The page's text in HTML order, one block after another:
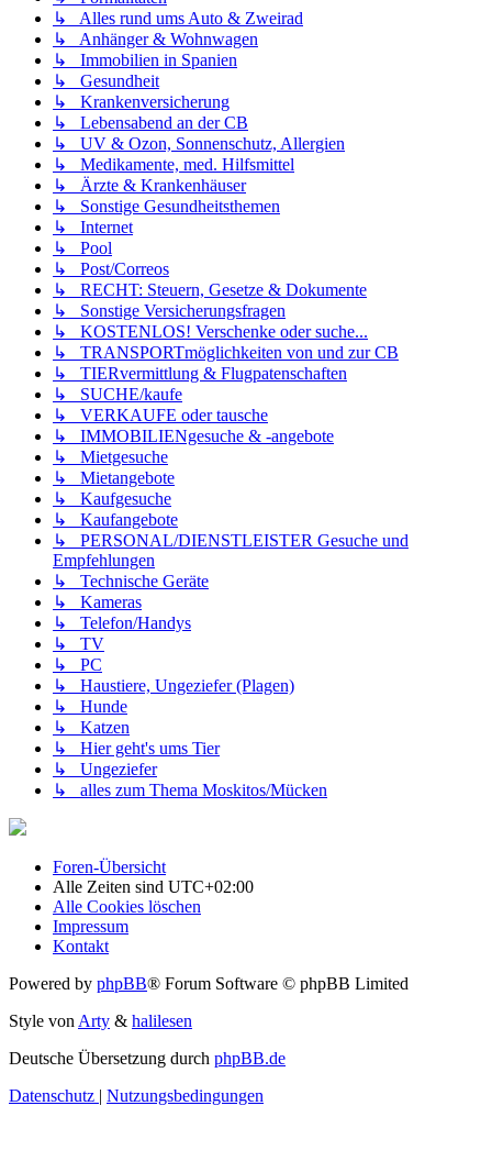
↳ Alles rund ums Auto & Zweirad
↳ Anhänger & Wohnwagen
↳ Immobilien in Spanien
↳ Gesundheit
↳ Krankenversicherung
↳ Lebensabend an der CB
↳ UV & Ozon, Sonnenschutz, Allergien
↳ Medikamente, med. Hilfsmittel
↳ Ärzte & Krankenhäuser
↳ Sonstige Gesundheitsthemen
↳ Internet
↳ Pool
↳ Post/Correos
↳ RECHT: Steuern, Gesetze & Dokumente
↳ Sonstige Versicherungsfragen
↳ KOSTENLOS! Verschenke oder suche...
↳ TRANSPORTmöglichkeiten von und zur CB
↳ TIERvermittlung & Flugpatenschaften
↳ SUCHE/kaufe
↳ VERKAUFE oder tausche
↳ IMMOBILIENgesuche & -angebote
↳ Mietgesuche
↳ Mietangebote
↳ Kaufgesuche
↳ Kaufangebote
↳ PERSONAL/DIENSTLEISTER Gesuche und
Empfehlungen
↳ Technische Geräte
↳ Kameras
↳ Telefon/Handys
↳ TV
↳ PC
↳ Haustiere, Ungeziefer (Plagen)
↳ Hunde
↳ Katzen
↳ Hier geht's ums Tier
↳ Ungeziefer
↳ alles zum Thema Moskitos/Mücken
Foren-Übersicht
Alle Zeiten sind UTC+02:00
Alle Cookies löschen
Impressum
Kontakt
Powered by phpBB® Forum Software © phpBB Limited
Style von Arty & halilesen
Deutsche Übersetzung durch phpBB.de
Datenschutz | Nutzungsbedingungen